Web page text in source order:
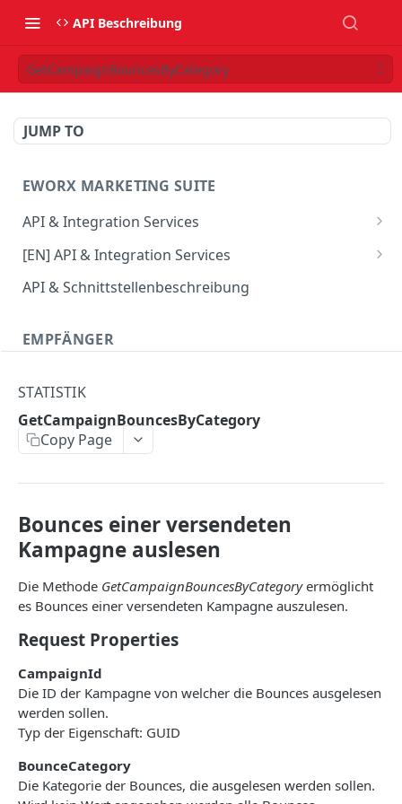
API Beschreibung
GetCampaignBouncesByCategory
JUMP TO
EWORX MARKETING SUITE
API & Integration Services
Verwendung des JSON Webservice
Verwendung des SOAP Webservice
CRM Connector
[EN] API & Integration Services
[EN] Using the JSON web service
[EN] API Update-Info
API & Schnittstellenbeschreibung
EMPFÄNGER
DeleteProfile
ExportSubscribersWithFormFields
GetEventsOfSubscriber
GetLastLinkClickOfSubscriber
GetLastOpeningOfSubscriber
GetLastSentCampaignToSubscriber
GetLinkClicksOfSubscriber
GetOpeningsOfSubscriber
STATISTIK
GetCampaignBouncesByCategory
Copy Page
Bounces einer versendeten
Kampagne auslesen
Die Methode GetCampaignBouncesByCategoryermöglicht
es Bounces einer versendeten Kampagne auszulesen.
Request Properties
CampaignId
Die ID der Kampagne von welcher die Bounces ausgelesen
werden sollen.
Typ der Eigenschaft: GUID
BounceCategory
Die Kategorie der Bounces, die ausgelesen werden sollen.